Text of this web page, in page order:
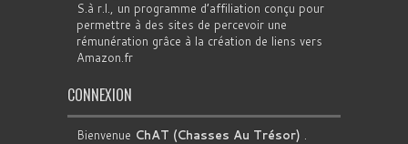
S.à r.l., un programme d’affiliation conçu pour
permettre à des sites de percevoir une
rémunération grâce à la création de liens vers
Amazon.fr
CONNEXION
Bienvenue ChAT (Chasses Au Trésor) .